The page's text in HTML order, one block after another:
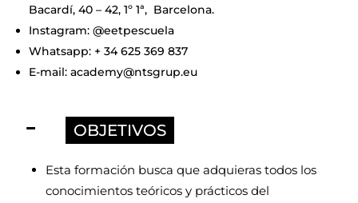
Bacardí, 40 – 42, 1º 1ª, Barcelona.
Instagram: @eetpescuela
Whatsapp: + 34 625 369 837
E-mail: academy@ntsgrup.eu
OBJETIVOS
Esta formación busca que adquieras todos los
conocimientos teóricos y prácticos del